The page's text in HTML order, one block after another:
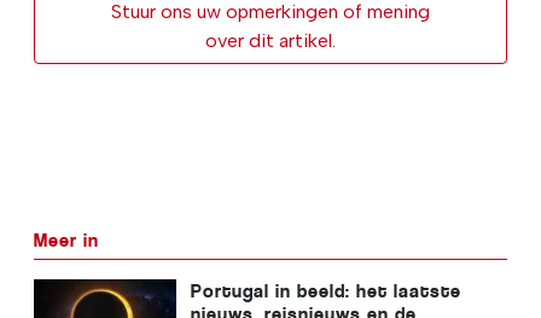
Stuur ons uw opmerkingen of mening
over dit artikel.
Meer in
Portugal in beeld: het laatste